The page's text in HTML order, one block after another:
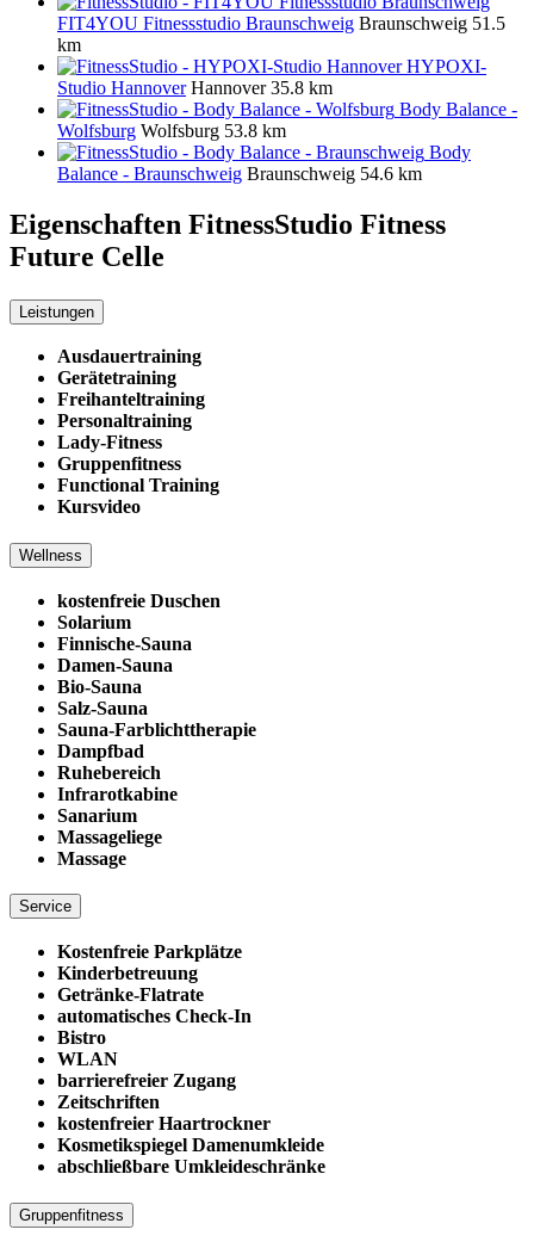
FIT4YOU Fitnessstudio Braunschweig Braunschweig 51.5
km
HYPOXI-
Studio Hannover Hannover 35.8 km
Body Balance -
Wolfsburg Wolfsburg 53.8 km
Body
Balance - Braunschweig Braunschweig 54.6 km
Eigenschaften FitnessStudio Fitness
Future Celle
Leistungen
Ausdauertraining
Gerätetraining
Freihanteltraining
Personaltraining
Lady-Fitness
Gruppenfitness
Functional Training
Kursvideo
Wellness
kostenfreie Duschen
Solarium
Finnische-Sauna
Damen-Sauna
Bio-Sauna
Salz-Sauna
Sauna-Farblichttherapie
Dampfbad
Ruhebereich
Infrarotkabine
Sanarium
Massageliege
Massage
Service
Kostenfreie Parkplätze
Kinderbetreuung
Getränke-Flatrate
automatisches Check-In
Bistro
WLAN
barrierefreier Zugang
Zeitschriften
kostenfreier Haartrockner
Kosmetikspiegel Damenumkleide
abschließbare Umkleideschränke
Gruppenfitness